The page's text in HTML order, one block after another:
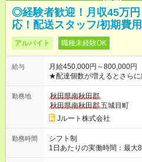
◎経験者歓迎！月収45万
応！配送スタッフ/初期費
アルバイト 職種未経験OK
給与
月給450,000円～800,000円
★配達個数が増えるとさら
ど！ ・主要都市エリア 月収55万円／週5日稼働 月収65万~112
万円／週6日稼働 ・地方郊外エリア 月収40万円／週5日稼働 月
収40万円~50万円／週6日稼働 ＜モデルイメージ＞ ■月収50万
円 (27歳男性/江東区在住)※
(日休み) ■月収80万円(43歳男性/墨田区在住)※元営業 1日200個
勤務地
秋田県南秋田郡
秋田県南秋田郡五城目町
Jルート株式会社
勤務時間
シフト制
1日あたりの実働時間：最大
働8時間） ※週5日勤務（場